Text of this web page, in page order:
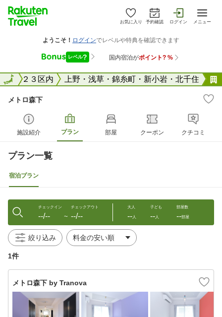
お気に入り 予約確認 ログイン メニュー
東京２３区内 上野・浅草・錦糸町・新小岩・北千住
全国
メトロ森下
施設紹介 プラン 部屋 クーポン クチコミ
プラン一覧
宿泊プラン
チェックイン
--/-- 〜
チェックアウト
--/--
大人
--人
子ども
--人
部屋数
--部屋
絞り込み
1件
メトロ森下 by Tranova